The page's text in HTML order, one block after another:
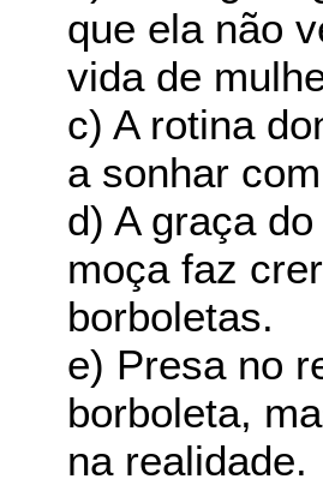
que ela não
vida de
c) A rotina
a sonhar
d) A graça
moça faz
borboletas.
e) Presa no
borboleta,
na realidade.